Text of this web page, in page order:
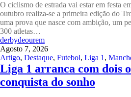
O ciclismo de estrada vai estar em festa
outubro realiza-se a primeira edição do
uma prova que nasce com ambição, um
300 atletas…
derbydeourem
Agosto 7, 2026
Artigo, Destaque, Futebol, Liga 1 ,
Liga 1 arranca com dois
conquista do sonho